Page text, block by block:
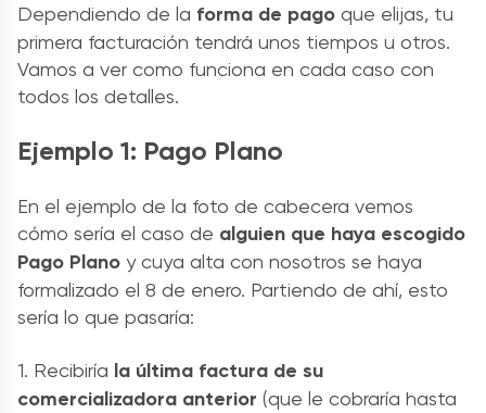
Dependiendo de la forma de pago que elijas, tu
primera facturación tendrá unos tiempos u otros.
Vamos a ver como funciona en cada caso con
todos los detalles.
Ejemplo 1: Pago Plano
En el ejemplo de la foto de cabecera vemos
cómo sería el caso de alguien que haya escogido
Pago Plano y cuya alta con nosotros se haya
formalizado el 8 de enero. Partiendo de ahí, esto
sería lo que pasaría:
1. Recibiría la última factura de su
comercializadora anterior (que le cobraría hasta